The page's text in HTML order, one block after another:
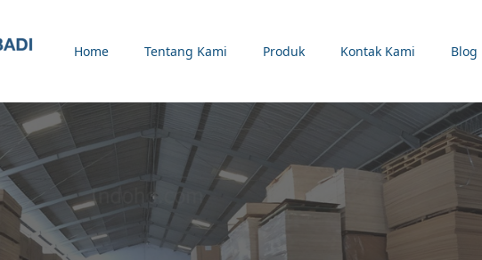
Home Tentang Kami Produk Kontak Kami Blog